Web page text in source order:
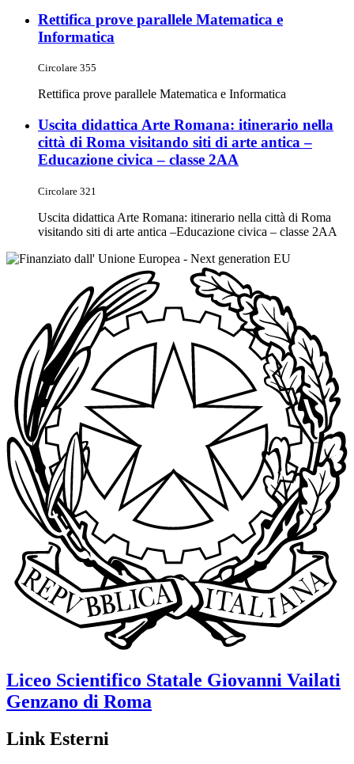
Rettifica prove parallele Matematica e
Informatica
Circolare 355
Rettifica prove parallele Matematica e Informatica
Uscita didattica Arte Romana: itinerario nella
città di Roma visitando siti di arte antica –
Educazione civica – classe 2AA
Circolare 321
Uscita didattica Arte Romana: itinerario nella città di Roma
visitando siti di arte antica –Educazione civica – classe 2AA
Liceo Scientifico Statale Giovanni Vailati
Genzano di Roma
Link Esterni